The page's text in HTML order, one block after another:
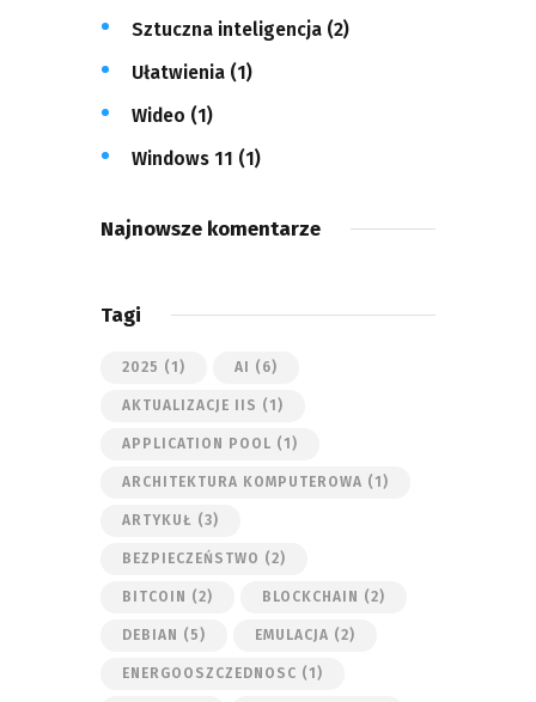
Sztuczna inteligencja(2)
Ułatwienia(1)
Wideo (1)
Windows 11 (1)
Najnowsze komentarze
Tagi
2025 (1) AI (6)
AKTUALIZACJE IIS (1)
APPLICATION POOL (1)
ARCHITEKTURA KOMPUTEROWA (1)
ARTYKUŁ (3)
BEZPIECZEŃSTWO (2)
BITCOIN (2) BLOCKCHAIN (2)
DEBIAN (5) EMULACJA (2)
ENERGOOSZCZEDNOSC (1)